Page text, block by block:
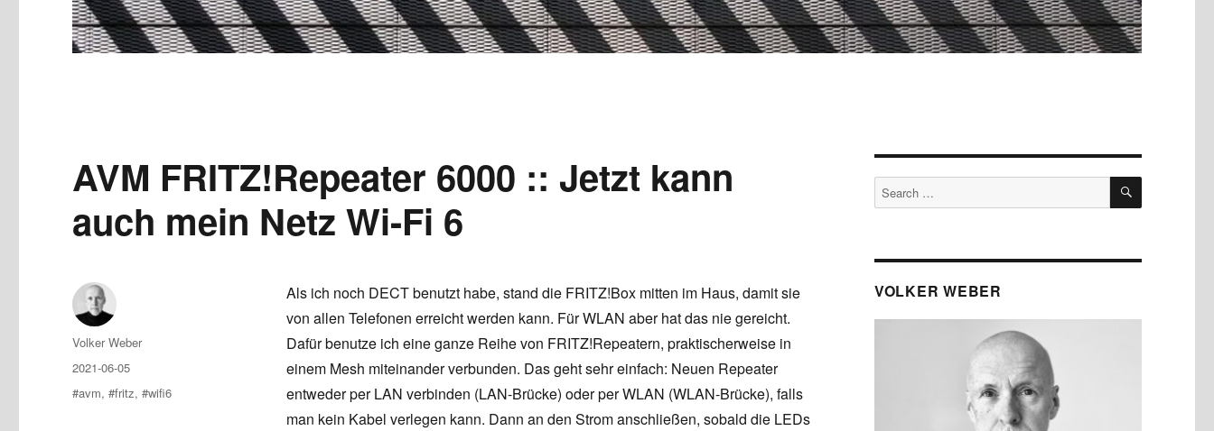
AVM FRITZ!Repeater 6000 :: Jetzt kann
auch mein Netz Wi-Fi 6
Als ich noch DECT benutzt habe, stand die FRITZ!Box mitten im Haus, damit sie
von allen Telefonen erreicht werden kann. Für WLAN aber hat das nie gereicht.
Dafür benutze ich eine ganze Reihe von FRITZ!Repeatern, praktischerweise in
einem Mesh miteinander verbunden. Das geht sehr einfach: Neuen Repeater
entweder per LAN verbinden (LAN-Brücke) oder per WLAN (WLAN-Brücke), falls
man kein Kabel verlegen kann. Dann an den Strom anschließen, sobald die LEDs
Author
Volker Weber
Posted
on
2021-06-05
Tags
#avm,#fritz,#wifi6
Search
for:
SEARCH
VOLKER WEBER